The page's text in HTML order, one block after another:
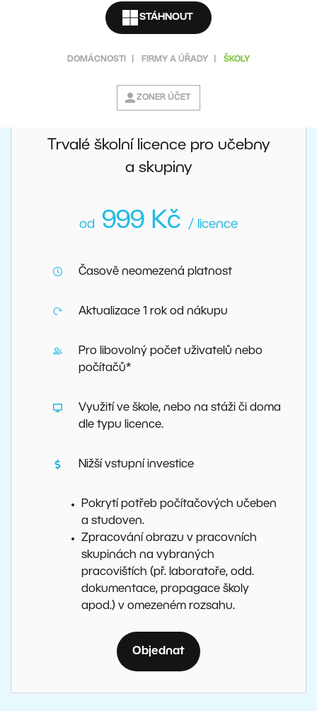
STÁHNOUT
DOMÁCNOSTI FIRMY A ÚŘADY ŠKOLY
ZONER ÚČET
omezeno.
Trvalé školní licence pro učebny
a skupiny
od 999 Kč / licence
Časově neomezená platnost
Aktualizace 1 rok od nákupu
Pro libovolný počet uživatelů nebo
počítačů*
Využití ve škole, nebo na stáži či doma
dle typu licence.
Nižší vstupní investice
Pokrytí potřeb počítačových učeben
a studoven.
Zpracování obrazu v pracovních
skupinách na vybraných
pracovištích (př. laboratoře, odd.
dokumentace, propagace školy
apod.) v omezeném rozsahu.
Objednat